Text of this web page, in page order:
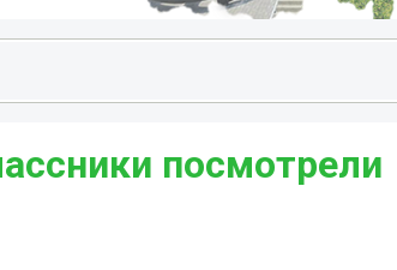
посмотрели